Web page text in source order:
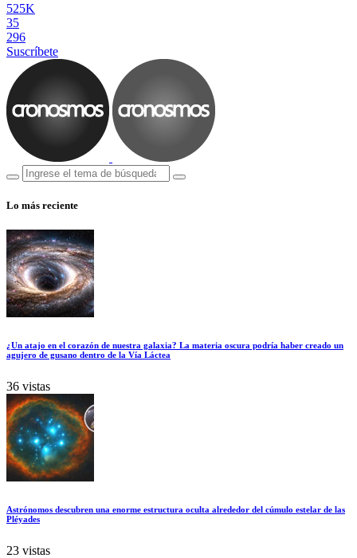
525K
35
296
Suscríbete
Lo más reciente
¿Un atajo en el corazón de nuestra galaxia? La materia oscura podría haber creado un
agujero de gusano dentro de la Vía Láctea
36 vistas
Astrónomos descubren una enorme estructura oculta alrededor del cúmulo estelar de las
Pléyades
23 vistas